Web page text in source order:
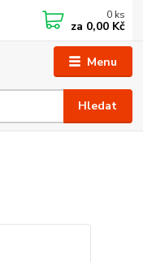
Menu
Hledat
0 ks
za 0,00 Kč